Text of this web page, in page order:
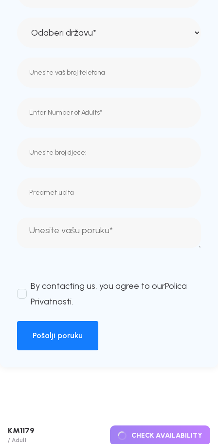
By contacting us, you agree to ourPolica
Privatnosti.
Pošalji poruku
KM1179
/ Adult
CHECK AVAILABILITY